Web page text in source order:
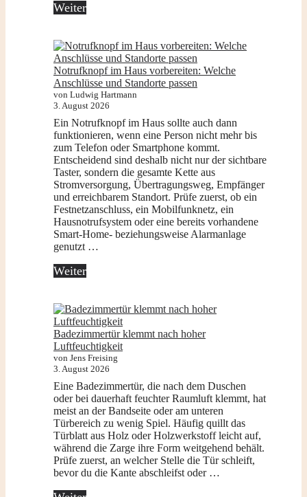
Weiter
Notrufknopf im Haus vorbereiten: Welche
Anschlüsse und Standorte passen
von Ludwig Hartmann
3. August 2026
Ein Notrufknopf im Haus sollte auch dann
funktionieren, wenn eine Person nicht mehr bis
zum Telefon oder Smartphone kommt.
Entscheidend sind deshalb nicht nur der sichtbare
Taster, sondern die gesamte Kette aus
Stromversorgung, Übertragungsweg, Empfänger
und erreichbarem Standort. Prüfe zuerst, ob ein
Festnetzanschluss, ein Mobilfunknetz, ein
Hausnotrufsystem oder eine bereits vorhandene
Smart-Home- beziehungsweise Alarmanlage
genutzt …
Weiter
Badezimmertür klemmt nach hoher
Luftfeuchtigkeit
von Jens Freising
3. August 2026
Eine Badezimmertür, die nach dem Duschen
oder bei dauerhaft feuchter Raumluft klemmt, hat
meist an der Bandseite oder am unteren
Türbereich zu wenig Spiel. Häufig quillt das
Türblatt aus Holz oder Holzwerkstoff leicht auf,
während die Zarge ihre Form weitgehend behält.
Prüfe zuerst, an welcher Stelle die Tür schleift,
bevor du die Kante abschleifst oder …